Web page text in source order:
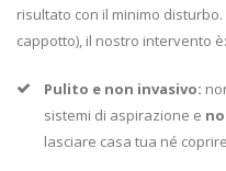
risultato con il minimo
cappotto), il nostro intervento è:
Pulito e non invasivo:
sistemi di aspirazione e
lasciare casa tua né